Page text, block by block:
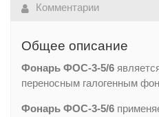
Комментарии
Общее описание
Фонарь ФОС-3-5/6
переносным галогенным
Фонарь ФОС-3-5/6